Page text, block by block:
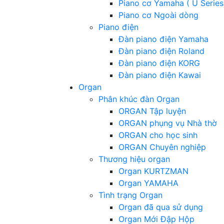
Piano cơ Yamaha ( U
Piano cơ Ngoài dòng
Piano điện
Đàn piano điện Yamaha
Đàn piano điện Roland
Đàn piano điện KORG
Đàn piano điện Kawai
Organ
Phân khúc đàn Organ
ORGAN Tập luyện
ORGAN phụng vụ Nhà thờ
ORGAN cho học sinh
ORGAN Chuyên nghiệp
Thương hiệu organ
Organ KURTZMAN
Organ YAMAHA
Tình trạng Organ
Organ đã qua sử dụng
Organ Mới Đập Hộp